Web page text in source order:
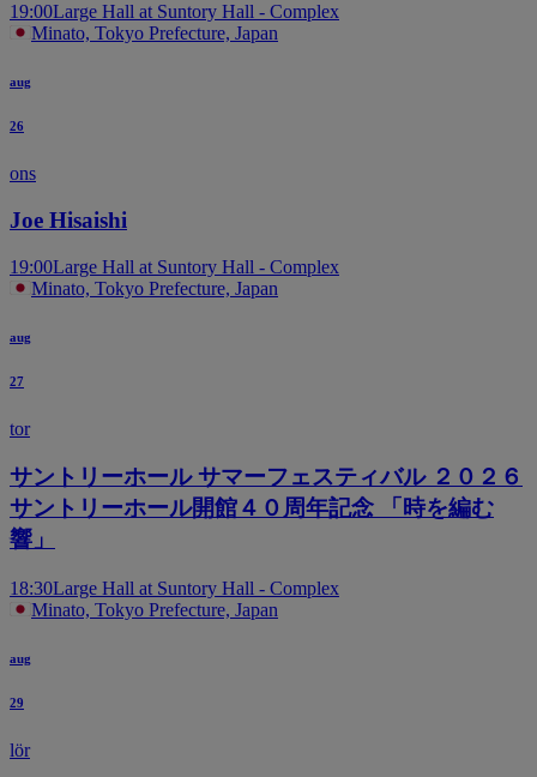
19:00Large Hall at Suntory Hall - Complex
Minato, Tokyo Prefecture, Japan
aug
26
ons
Joe Hisaishi
19:00Large Hall at Suntory Hall - Complex
Minato, Tokyo Prefecture, Japan
aug
27
tor
サントリーホール サマーフェスティバル ２０２６
サントリーホール開館４０周年記念 「時を編む
響」
18:30Large Hall at Suntory Hall - Complex
Minato, Tokyo Prefecture, Japan
aug
29
lör